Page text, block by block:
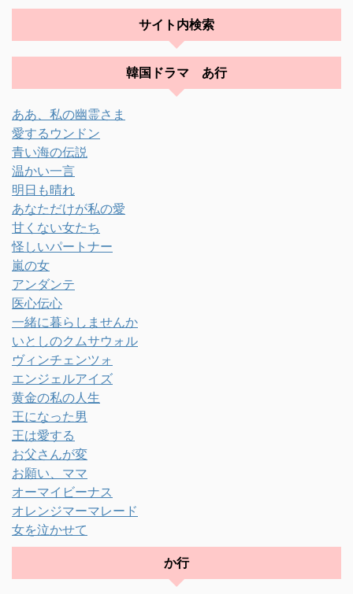
サイト内検索
韓国ドラマ あ行
ああ、私の幽霊さま
愛するウンドン
青い海の伝説
温かい一言
明日も晴れ
あなただけが私の愛
甘くない女たち
怪しいパートナー
嵐の女
アンダンテ
医心伝心
一緒に暮らしませんか
いとしのクムサウォル
ヴィンチェンツォ
エンジェルアイズ
黄金の私の人生
王になった男
王は愛する
お父さんが変
お願い、ママ
オーマイビーナス
オレンジマーマレード
女を泣かせて
か行